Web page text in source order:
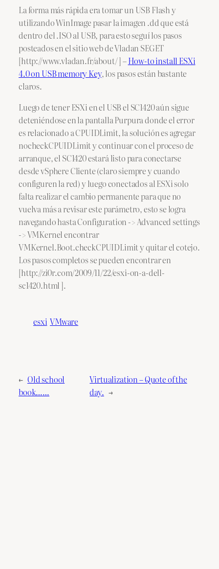
La forma más rápida era tomar un USB Flash y
utilizando WinImage pasar la imagen .dd que está
dentro del .ISO al USB, para esto seguí los pasos
posteados en el sitio web de Vladan SEGET
[http://www.vladan.fr/about/ ] –How-to install ESXi
4.0 on USB memory Key, los pasos están bastante
claros.
Luego de tener ESXi en el USB el SC1420 aún sigue
deteniéndose en la pantalla Purpura donde el error
es relacionado a CPUIDLimit, la solución es agregar
nocheckCPUIDLimit y continuar con el proceso de
arranque, el SC1420 estará listo para conectarse
desde vSphere Cliente (claro siempre y cuando
configuren la red) y luego conectados al ESXi solo
falta realizar el cambio permanente para que no
vuelva más a revisar este parámetro, esto se logra
navegando hasta Configuration -> Advanced settings
-> VMKernel encontrar
VMKernel.Boot.checkCPUIDLimit y quitar el cotejo.
Los pasos completos se pueden encontrar en
[http://zi0r.com/2009/11/22/esxi-on-a-dell-
sc1420.html ].
esxi VMware
← Old school
book……
Virtualization – Quote of the
day. →